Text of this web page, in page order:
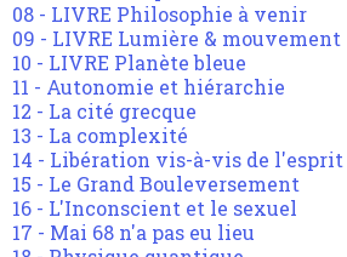
08 - LIVRE Philosophie à venir
09 - LIVRE Lumière & mouvement
10 - LIVRE Planète bleue
11 - Autonomie et hiérarchie
12 - La cité grecque
13 - La complexité
14 - Libération vis-à-vis de l'esprit
15 - Le Grand Bouleversement
16 - L'Inconscient et le sexuel
17 - Mai 68 n'a pas eu lieu